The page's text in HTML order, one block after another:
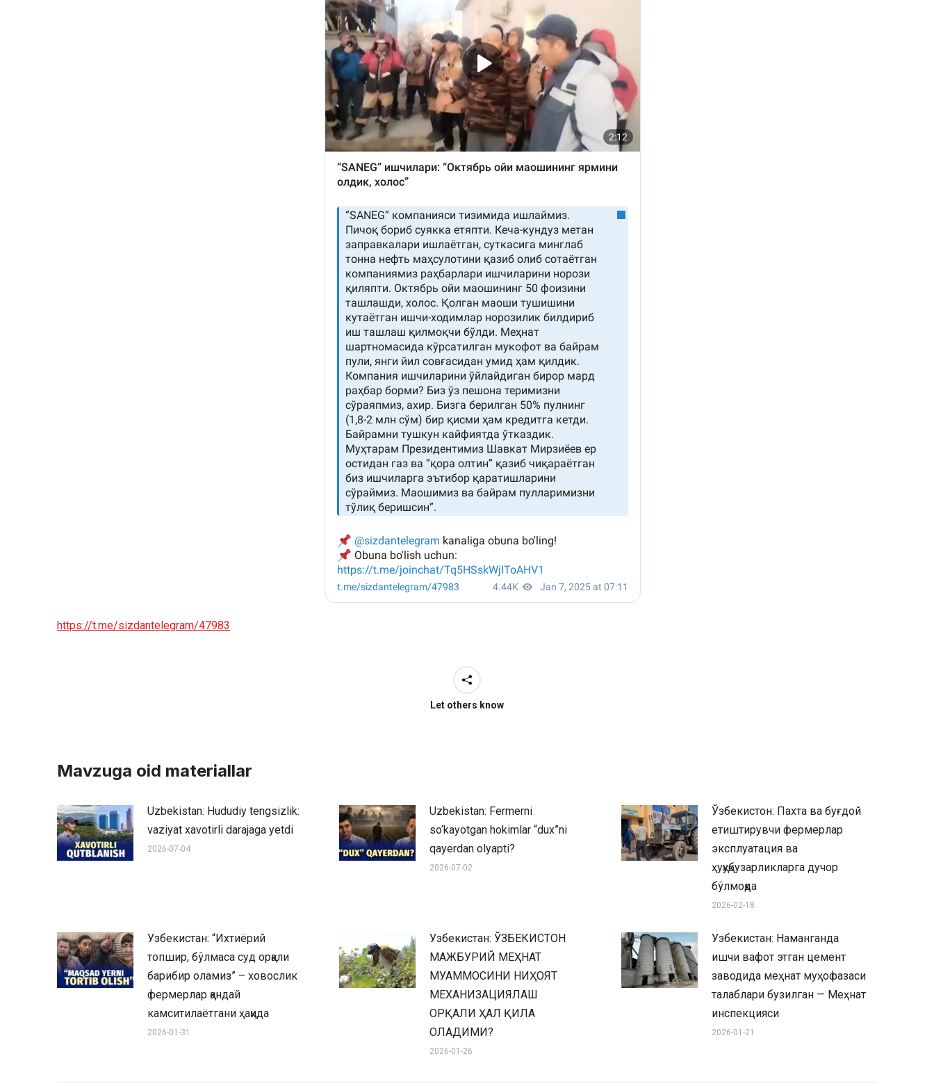
https://t.me/sizdantelegram/47983
Let others know
Mavzuga oid materiallar
Uzbekistan: Hududiy tengsizlik:
vaziyat xavotirli darajaga yetdi
2026-07-04
Uzbekistan: Fermerni
so‘kayotgan hokimlar “dux”ni
qayerdan olyapti?
2026-07-02
Ўзбекистон: Пахта ва буғдой
етиштирувчи фермерлар
эксплуатация ва
ҳуқуқбузарликларга дучор
бўлмоқда
2026-02-18
Узбекистан: “Ихтиёрий
топшир, бўлмаса суд орқали
барибир оламиз” – ховослик
фермерлар қандай
камситилаётгани ҳақида
2026-01-31
Узбекистан: ЎЗБЕКИСТОН
МАЖБУРИЙ МЕҲНАТ
МУАММОСИНИ НИҲОЯТ
МЕХАНИЗАЦИЯЛАШ
ОРҚАЛИ ҲАЛ ҚИЛА
ОЛАДИМИ?
2026-01-26
Узбекистан: Наманганда
ишчи вафот этган цемент
заводида меҳнат муҳофазаси
талаблари бузилган — Меҳнат
инспекцияси
2026-01-21